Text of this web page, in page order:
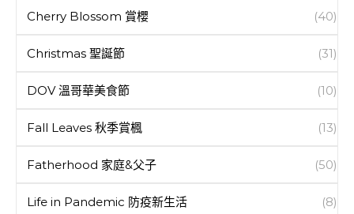
Cherry Blossom 賞櫻 (40)
Christmas 聖誕節 (31)
DOV 溫哥華美食節 (10)
Fall Leaves 秋季賞楓 (13)
Fatherhood 家庭&父子 (50)
Life in Pandemic 防疫新生活 (8)